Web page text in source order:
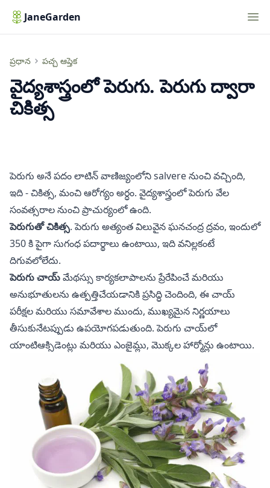
JaneGarden
ప్రధాన పచ్చ ఆప్తెక
వైద్యశాస్త్రంలో పెరుగు. పెరుగు ద్వారా చికిత్స
వైద్యశాస్త్రంలో పెరుగు. పెరుగు ద్వారా
చికిత్స
పెరుగు అనే పదం లాటిన్ వాణిజ్యంలోని salvere నుంచి వచ్చింది,
ఇది - చికిత్స, మంచి ఆరోగ్యం అర్ధం. వైద్యశాస్త్రంలో పెరుగు వేల
సంవత్సరాల నుంచి ప్రాచుర్యంలో ఉంది.
పెరుగుతో చికిత్స. పెరుగు అత్యంత విలువైన ఘనచంద్ర ద్రవం, ఇందులో
350 కి పైగా సుగంధ పదార్థాలు ఉంటాయి, ఇది వనిల్లకంటే
దిగువలోలేదు.
పెరుగు చాయ్మేథస్సు కార్యకలాపాలను ప్రేరేపించే మరియు
అనుభూతులను ఉత్పత్తిచేయడానికి ప్రసిద్ధి చెందింది, ఈ చాయ్
పరీక్షల మరియు సమావేశాల ముందు, ముఖ్యమైన నిర్ణయాలు
తీసుకునేటప్పుడు ఉపయోగపడుతుంది. పెరుగు చాయ్‌లో
యాంటిఆక్సిడెంట్లు మరియు ఎంజైమ్లు, మొక్కల హార్మోన్లు ఉంటాయి.